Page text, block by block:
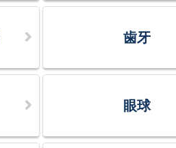
歯牙
眼球